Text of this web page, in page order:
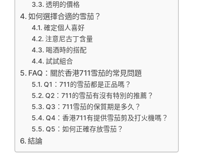
透明的價格
如何選擇合適的雪茄？
確定個人喜好
注意尼古丁含量
喝酒時的搭配
試試組合
FAQ：關於香港711雪茄的常見問題
Q1：711的雪茄都是正品嗎？
Q2：711的雪茄有沒有特別的推薦？
Q3：711雪茄的保質期是多久？
Q4：香港711有提供雪茄剪及打火機嗎？
Q5：如何正確存放雪茄？
結論